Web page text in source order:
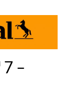
–